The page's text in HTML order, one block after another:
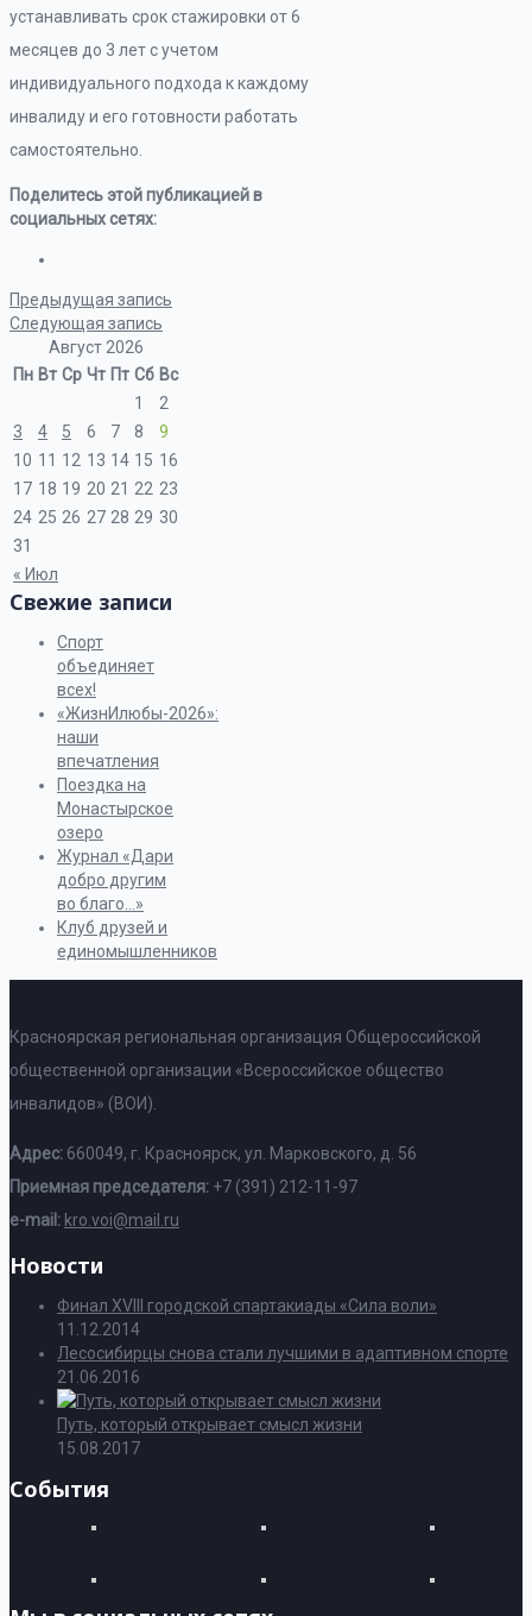
устанавливать срок стажировки от 6
месяцев до 3 лет с учетом
индивидуального подхода к каждому
инвалиду и его готовности работать
самостоятельно.
Поделитесь этой публикацией в
социальных сетях:
Предыдущая запись
Следующая запись
Август 2026
Пн Вт Ср Чт Пт Сб Вс
« Июл
1
2
3
4 5 6 7 8
9
10 11 12 13 14 15 16
17 18 19 20 21 22 23
24 25 26 27 28 29 30
31
Свежие записи
Спорт
объединяет
всех!
«ЖизнИлюбы-2026»:
наши
впечатления
Поездка на
Монастырское
озеро
Журнал «Дари
добро другим
во благо…»
Клуб друзей и
единомышленников
Красноярская региональная организация Общероссийской
общественной организации «Всероссийское общество
инвалидов» (ВОИ).
Адрес: 660049, г. Красноярск, ул. Марковского, д. 56
Приемная председателя: +7 (391) 212-11-97
e-mail: kro.voi@mail.ru
Новости
Финал XVIII городской спартакиады «Сила воли»
11.12.2014
Лесосибирцы снова стали лучшими в адаптивном спорте
21.06.2016
Путь, который открывает смысл жизни
15.08.2017
События